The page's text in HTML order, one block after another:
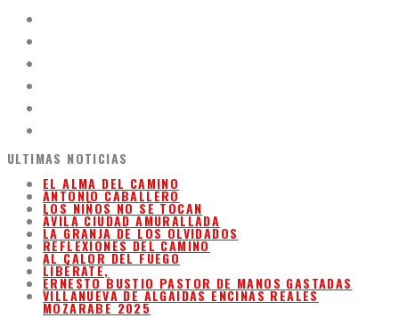
ULTIMAS NOTICIAS
EL ALMA DEL CAMINO
ANTONIO CABALLERO
LOS NIÑOS NO SE TOCAN
ÁVILA CIUDAD AMURALLADA
LA GRANJA DE LOS OLVIDADOS
REFLEXIONES DEL CAMINO
AL CALOR DEL FUEGO
LIBÉRATE,
ERNESTO BUSTIO PASTOR DE MANOS GASTADAS
VILLANUEVA DE ALGAIDAS ENCINAS REALES
MOZARABE 2025